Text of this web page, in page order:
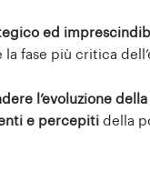
ed
fase più critica
l’evoluzione
e percepiti della